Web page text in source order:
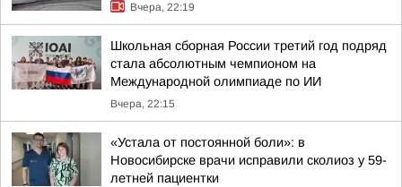
Вчера, 22:19
Школьная сборная России третий год подряд
стала абсолютным чемпионом на
Международной олимпиаде по ИИ
Вчера, 22:15
«Устала от постоянной боли»: в
Новосибирске врачи исправили сколиоз у 59-
летней пациентки